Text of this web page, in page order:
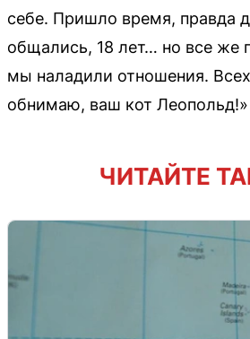
себе. Пришло время, правда
общались, 18 лет… но все же
мы наладили отношения.
обнимаю, ваш кот
ЧИТАЙТЕ